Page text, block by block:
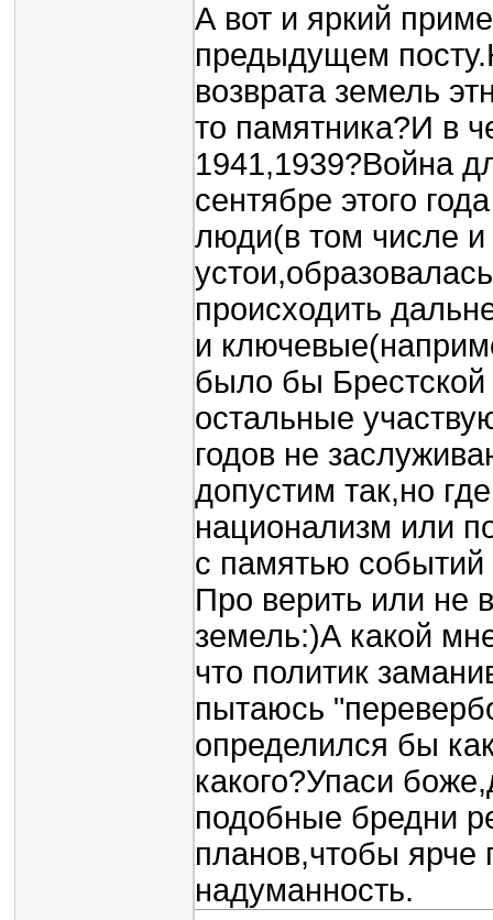
А вот и яркий
предыдущем
возврата земель
то памятника?И в
1941,1939?Война
сентябре этого
люди(в том числе
происходить
и
было бы
остальные
годов не
допустим так,но
национализм или
с памятью
Про верить или не
земель:)А какой
что политик
пытаюсь
определился бы
какого?Упаси
подобные бредни
планов,чтобы ярче
надуманность.